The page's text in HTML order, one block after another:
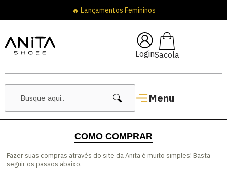
Login
Menu
🔥 Lançamentos Femininos
COMO COMPRAR
Fazer suas compras através do site da Anita é muito simples! Basta
seguir os passos abaixo.